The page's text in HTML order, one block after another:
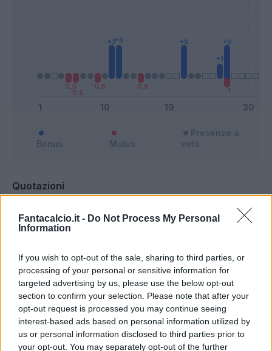
Fantacalcio.it - Do Not Process My Personal
Information
If you wish to opt-out of the sale, sharing to third parties, or
processing of your personal or sensitive information for
targeted advertising by us, please use the below opt-out
section to confirm your selection. Please note that after your
opt-out request is processed you may continue seeing
interest-based ads based on personal information utilized by
us or personal information disclosed to third parties prior to
your opt-out. You may separately opt-out of the further
Bonus Malus
Presenze a
voto
Quotazioni